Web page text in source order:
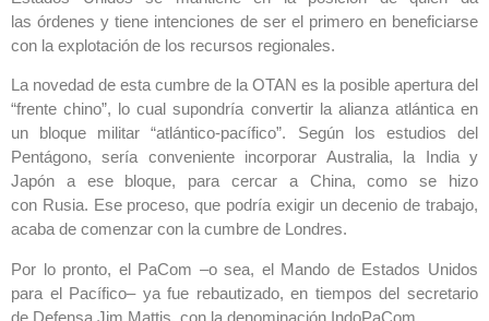
las órdenes y tiene intenciones de ‎ser el primero en beneficiarse
con la explotación de los recursos regionales. ‎
La novedad de esta cumbre de la OTAN es la posible apertura del
“frente chino”, lo cual ‎supondría convertir la alianza atlántica en
un bloque militar “atlántico-pacífico”. Según los ‎estudios del
Pentágono, sería conveniente incorporar Australia, la India y
Japón a ese bloque, para ‎cercar a China, como se hizo
con Rusia. Ese proceso, que podría exigir un decenio de trabajo,
‎acaba de comenzar con la cumbre de Londres. ‎
Por lo pronto, el PaCom –o sea, el Mando de Estados Unidos
para el Pacífico– ya fue ‎rebautizado, en tiempos del secretario
de Defensa Jim Mattis, con la denominación IndoPaCom.